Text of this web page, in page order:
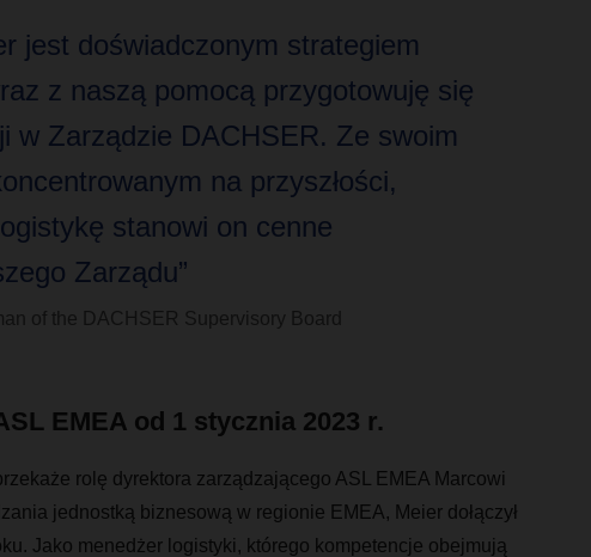
jest doświadczonym strategiem
z naszą pomocą przygotowuję się
w Zarządzie DACHSER. Ze swoim
na przyszłości,
stanowi on cenne
Zarządu”
of the DACHSER Supervisory Board
EMEA od 1 stycznia 2023 r.
rolę dyrektora zarządzającego ASL EMEA Marcowi
jednostką biznesową w regionie EMEA, Meier dołączył
Jako menedżer logistyki, którego kompetencje obejmują